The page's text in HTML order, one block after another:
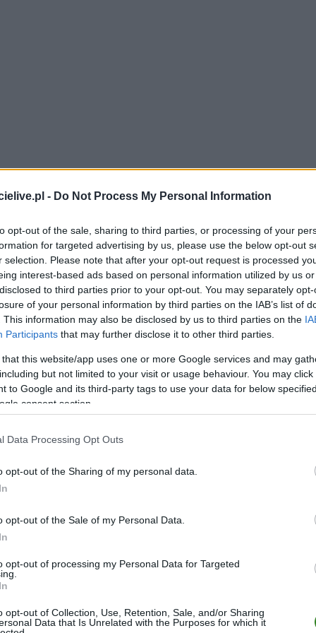
- Do Not Process My Personal Information
opt-out of the sale, sharing to third parties, or processing of your
for targeted advertising by us, please use the below opt-out
selection. Please note that after your opt-out request is processed
interest-based ads based on personal information utilized by us
to third parties prior to your opt-out. You may separately
of your personal information by third parties on the IAB’s list of
This information may also be disclosed by us to third parties on the
Participants that may further disclose it to other third parties.
that this website/app uses one or more Google services and may
but not limited to your visit or usage behaviour. You may
to Google and its third-party tags to use your data for below
consent section.
Data Processing Opt Outs
opt-out of the Sharing of my personal data.
opt-out of the Sale of my Personal Data.
opt-out of processing my Personal Data for Targeted
opt-out of Collection, Use, Retention, Sale, and/or Sharing
Data that Is Unrelated with the Purposes for which it
żywo, relacja live)
Stare Miasto w ramach 11. kolejki - Stalowa Wola >
Kamień - Staromieszczanka Stare Miasto, a także strzelcy bramek i
TWK (tylko wynik końcowy)
Kamień vs. Staromieszczanka Stare Miasto, informacje o
wyniki na żywo (Ekstraklasa, 1 liga, 2 liga oraz 3 i 4 liga)
Staromieszczanka Stare
7wygranych